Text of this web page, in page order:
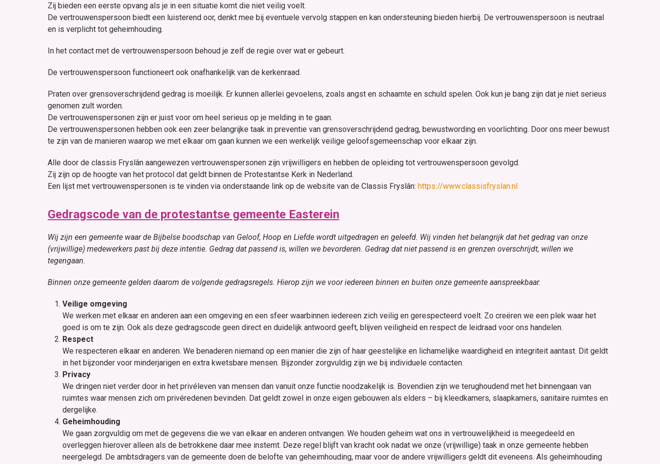
Zij bieden een eerste opvang als je in een situatie komt die niet veilig voelt.
De vertrouwenspersoon biedt een luisterend oor, denkt mee bij eventuele vervolg stappen en kan ondersteuning bieden hierbij. De vertrouwenspersoon is neutraal
en is verplicht tot geheimhouding.
In het contact met de vertrouwenspersoon behoud je zelf de regie over wat er gebeurt.
De vertrouwenspersoon functioneert ook onafhankelijk van de kerkenraad.
Praten over grensoverschrijdend gedrag is moeilijk. Er kunnen allerlei gevoelens, zoals angst en schaamte en schuld spelen. Ook kun je bang zijn dat je niet serieus
genomen zult worden.
De vertrouwenspersonen zijn er juist voor om heel serieus op je melding in te gaan.
De vertrouwenspersonen hebben ook een zeer belangrijke taak in preventie van grensoverschrijdend gedrag, bewustwording en voorlichting. Door ons meer bewust
te zijn van de manieren waarop we met elkaar om gaan kunnen we een werkelijk veilige geloofsgemeenschap voor elkaar zijn.
Alle door de classis Fryslân aangewezen vertrouwenspersonen zijn vrijwilligers en hebben de opleiding tot vertrouwenspersoon gevolgd.
Zij zijn op de hoogte van het protocol dat geldt binnen de Protestantse Kerk in Nederland.
Een lijst met vertrouwenspersonen is te vinden via onderstaande link op de website van de Classis Fryslân: https://www.classisfryslan.nl
Gedragscode van de protestantse gemeente Easterein
Wij zijn een gemeente waar de Bijbelse boodschap van Geloof, Hoop en Liefde wordt uitgedragen en geleefd. Wij vinden het belangrijk dat het gedrag van onze
(vrijwillige) medewerkers past bij deze intentie. Gedrag dat passend is, willen we bevorderen. Gedrag dat niet passend is en grenzen overschrijdt, willen we
tegengaan.
Binnen onze gemeente gelden daarom de volgende gedragsregels. Hierop zijn we voor iedereen binnen en buiten onze gemeente aanspreekbaar.
Veilige omgeving
We werken met elkaar en anderen aan een omgeving en een sfeer waarbinnen iedereen zich veilig en gerespecteerd voelt. Zo creëren we een plek waar het
goed is om te zijn. Ook als deze gedragscode geen direct en duidelijk antwoord geeft, blijven veiligheid en respect de leidraad voor ons handelen.
Respect
We respecteren elkaar en anderen. We benaderen niemand op een manier die zijn of haar geestelijke en lichamelijke waardigheid en integriteit aantast. Dit geldt
in het bijzonder voor minderjarigen en extra kwetsbare mensen. Bijzonder zorgvuldig zijn we bij individuele contacten.
Privacy
We dringen niet verder door in het privéleven van mensen dan vanuit onze functie noodzakelijk is. Bovendien zijn we terughoudend met het binnengaan van
ruimtes waar mensen zich om privéredenen bevinden. Dat geldt zowel in onze eigen gebouwen als elders – bij kleedkamers, slaapkamers, sanitaire ruimtes en
dergelijke.
Geheimhouding
We gaan zorgvuldig om met de gegevens die we van elkaar en anderen ontvangen. We houden geheim wat ons in vertrouwelijkheid is meegedeeld en
overleggen hierover alleen als de betrokkene daar mee instemt. Deze regel blijft van kracht ook nadat we onze (vrijwillige) taak in onze gemeente hebben
neergelegd. De ambtsdragers van de gemeente doen de belofte van geheimhouding, maar voor de andere vrijwilligers geldt dit eveneens. Als geheimhouding